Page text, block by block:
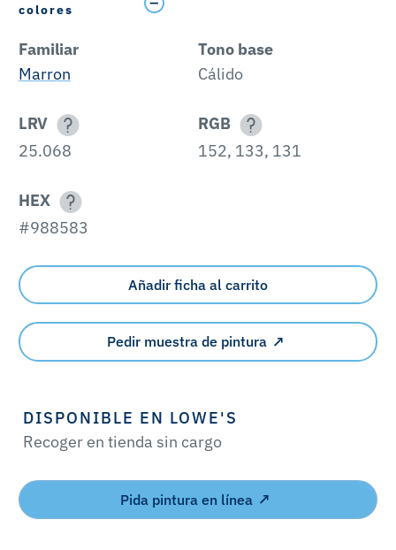
colores
Familiar
Marron
Tono base
Cálido
LRV
25.068
RGB
152, 133, 131
HEX
#988583
Añadir ficha al carrito
Pedir muestra de pintura
DISPONIBLE EN LOWE'S
Recoger en tienda sin cargo
Pida pintura en línea